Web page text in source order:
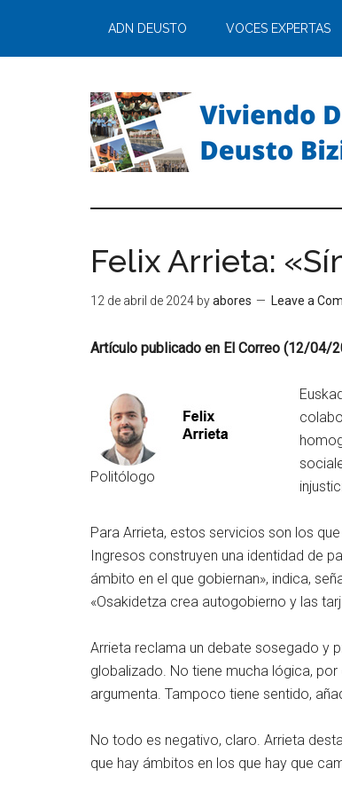
ADN DEUSTO VOCES EXPERTAS
Felix Arrieta:
12 de abril de 2024 byabores Leave a
Artículo publicado en El Correo (12/04/
Politólogo
Para Arrieta, estos servicios son los
Ingresos construyen una identidad de
ámbito en el que gobiernan», indica,
«Osakidetza crea autogobierno y las
Arrieta reclama un debate sosegado y
globalizado. No tiene mucha lógica,
argumenta. Tampoco tiene sentido,
No todo es negativo, claro. Arrieta
que hay ámbitos en los que hay que